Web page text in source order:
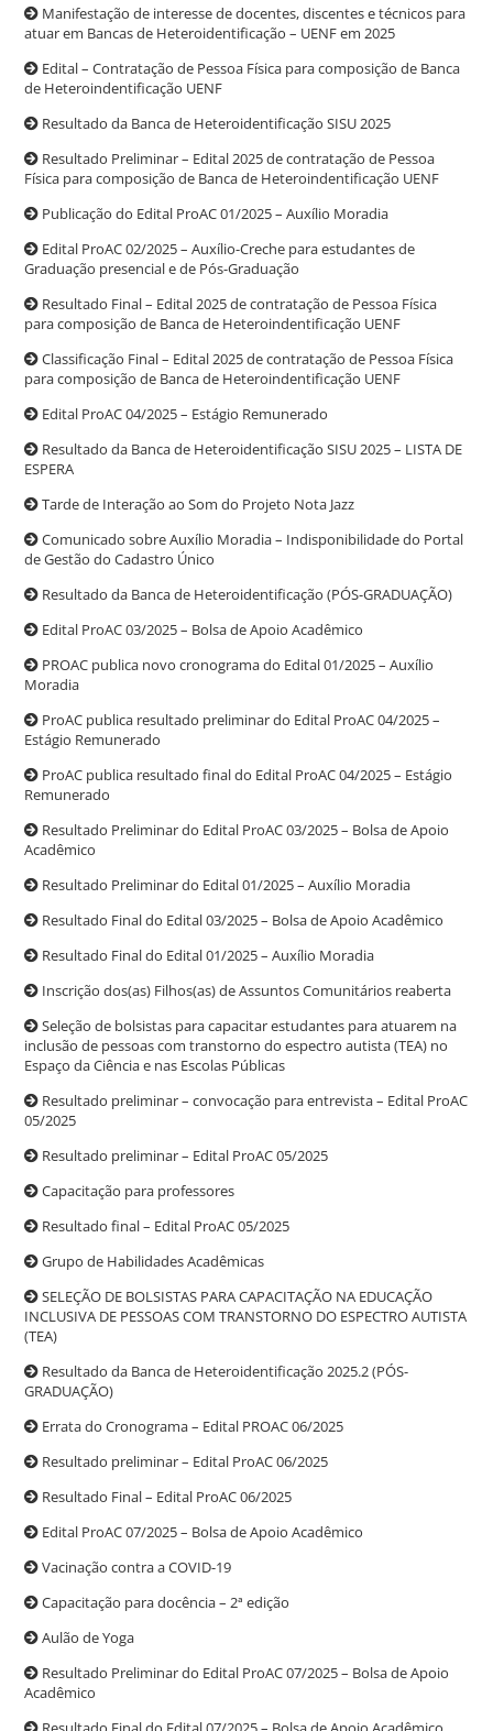
Manifestação de interesse de docentes, discentes e técnicos para
atuar em Bancas de Heteroidentificação – UENF em 2025
Edital – Contratação de Pessoa Física para composição de Banca
de Heteroindentificação UENF
Resultado da Banca de Heteroidentificação SISU 2025
Resultado Preliminar – Edital 2025 de contratação de Pessoa
Física para composição de Banca de Heteroindentificação UENF
Publicação do Edital ProAC 01/2025 – Auxílio Moradia
Edital ProAC 02/2025 – Auxílio-Creche para estudantes de
Graduação presencial e de Pós-Graduação
Resultado Final – Edital 2025 de contratação de Pessoa Física
para composição de Banca de Heteroindentificação UENF
Classificação Final – Edital 2025 de contratação de Pessoa Física
para composição de Banca de Heteroindentificação UENF
Edital ProAC 04/2025 – Estágio Remunerado
Resultado da Banca de Heteroidentificação SISU 2025 – LISTA DE
ESPERA
Tarde de Interação ao Som do Projeto Nota Jazz
Comunicado sobre Auxílio Moradia – Indisponibilidade do Portal
de Gestão do Cadastro Único
Resultado da Banca de Heteroidentificação (PÓS-GRADUAÇÃO)
Edital ProAC 03/2025 – Bolsa de Apoio Acadêmico
PROAC publica novo cronograma do Edital 01/2025 – Auxílio
Moradia
ProAC publica resultado preliminar do Edital ProAC 04/2025 –
Estágio Remunerado
ProAC publica resultado final do Edital ProAC 04/2025 – Estágio
Remunerado
Resultado Preliminar do Edital ProAC 03/2025 – Bolsa de Apoio
Acadêmico
Resultado Preliminar do Edital 01/2025 – Auxílio Moradia
Resultado Final do Edital 03/2025 – Bolsa de Apoio Acadêmico
Resultado Final do Edital 01/2025 – Auxílio Moradia
Inscrição dos(as) Filhos(as) de Assuntos Comunitários reaberta
Seleção de bolsistas para capacitar estudantes para atuarem na
inclusão de pessoas com transtorno do espectro autista (TEA) no
Espaço da Ciência e nas Escolas Públicas
Resultado preliminar – convocação para entrevista – Edital ProAC
05/2025
Resultado preliminar – Edital ProAC 05/2025
Capacitação para professores
Resultado final – Edital ProAC 05/2025
Grupo de Habilidades Acadêmicas
SELEÇÃO DE BOLSISTAS PARA CAPACITAÇÃO NA EDUCAÇÃO
INCLUSIVA DE PESSOAS COM TRANSTORNO DO ESPECTRO AUTISTA
(TEA)
Resultado da Banca de Heteroidentificação 2025.2 (PÓS-
GRADUAÇÃO)
Errata do Cronograma – Edital PROAC 06/2025
Resultado preliminar – Edital ProAC 06/2025
Resultado Final – Edital ProAC 06/2025
Edital ProAC 07/2025 – Bolsa de Apoio Acadêmico
Vacinação contra a COVID-19
Capacitação para docência – 2ª edição
Aulão de Yoga
Resultado Preliminar do Edital ProAC 07/2025 – Bolsa de Apoio
Acadêmico